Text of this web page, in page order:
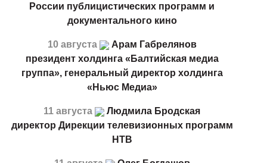
России публицистических программ и
документального кино
10 августа
Арам Габрелянов
президент холдинга «Балтийская медиа
группа», генеральный директор холдинга
«Ньюс Медиа»
11 августа
Людмила Бродская
директор Дирекции телевизионных программ
НТВ